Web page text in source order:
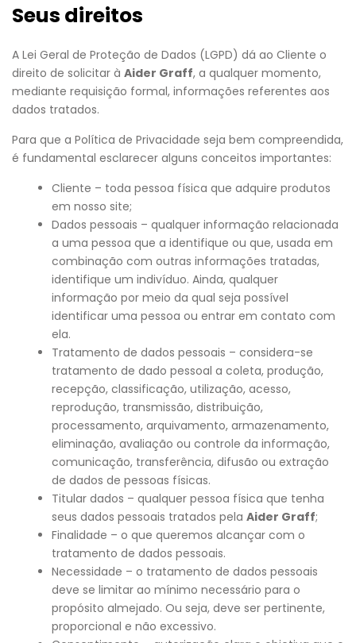
Seus direitos
A Lei Geral de Proteção de Dados (LGPD) dá ao Cliente o
direito de solicitar à Aider Graff, a qualquer momento,
mediante requisição formal, informações referentes aos
dados tratados.
Para que a Política de Privacidade seja bem compreendida,
é fundamental esclarecer alguns conceitos importantes:
Cliente – toda pessoa física que adquire produtos
em nosso site;
Dados pessoais – qualquer informação relacionada
a uma pessoa que a identifique ou que, usada em
combinação com outras informações tratadas,
identifique um indivíduo. Ainda, qualquer
informação por meio da qual seja possível
identificar uma pessoa ou entrar em contato com
ela.
Tratamento de dados pessoais – considera-se
tratamento de dado pessoal a coleta, produção,
recepção, classificação, utilização, acesso,
reprodução, transmissão, distribuição,
processamento, arquivamento, armazenamento,
eliminação, avaliação ou controle da informação,
comunicação, transferência, difusão ou extração
de dados de pessoas físicas.
Titular dados – qualquer pessoa física que tenha
seus dados pessoais tratados pela Aider Graff;
Finalidade – o que queremos alcançar com o
tratamento de dados pessoais.
Necessidade – o tratamento de dados pessoais
deve se limitar ao mínimo necessário para o
propósito almejado. Ou seja, deve ser pertinente,
proporcional e não excessivo.